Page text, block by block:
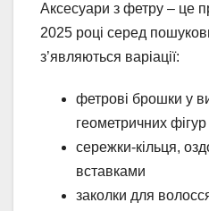
Аксесуари з фетру – це
2025 році серед
з’являються варіації:
фетрові брошки у
геометричних фігур
сережки-кільця,
вставками
заколки для